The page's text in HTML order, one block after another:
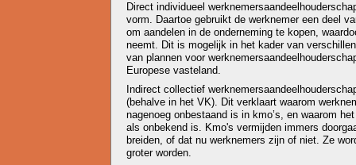
Direct individueel
vorm. Daartoe gebruikt de werknemer een deel
om aandelen in de onderneming te kopen,
neemt. Dit is mogelijk in het kader van
van plannen voor
Europese vasteland.
Indirect collectief
(behalve in het VK). Dit verklaart waarom
nagenoeg onbestaand is in kmo’s, en waarom
als onbekend is. Kmo's vermijden immers
breiden, of dat nu werknemers zijn of niet. Ze
groter worden.